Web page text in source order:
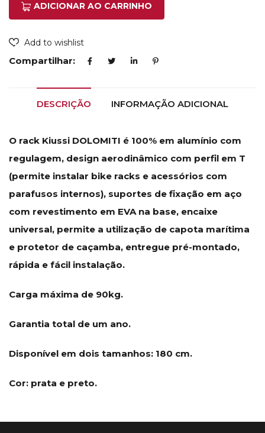
ADICIONAR AO CARRINHO
Add to wishlist
Compartilhar:
DESCRIÇÃO INFORMAÇÃO ADICIONAL
O rack Kiussi DOLOMITI é 100% em alumínio com
regulagem, design aerodinâmico com perfil em T
(permite instalar bike racks e acessórios com
parafusos internos), suportes de fixação em aço
com revestimento em EVA na base, encaixe
universal, permite a utilização de capota marítima
e protetor de caçamba, entregue pré-montado,
rápida e fácil instalação.
Carga máxima de 90kg.
Garantia total de um ano.
Disponível em dois tamanhos: 180 cm.
Cor: prata e preto.